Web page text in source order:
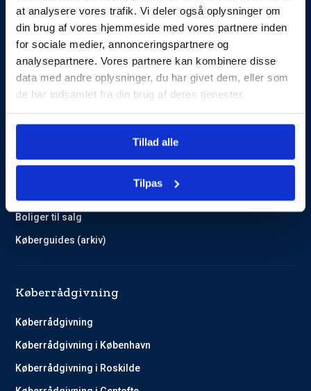
at analysere vores trafik. Vi deler også oplysninger om
din brug af vores hjemmeside med vores partnere inden
for sociale medier, annonceringspartnere og
analysepartnere. Vores partnere kan kombinere disse
data med andre oplysninger, du har givet dem, eller som
de har indsamlet fra din brug af deres tjenester.
Tillad alle
Tilpas
Kontakt
Karriere
Mød Rådgiverne
Boliger til salg
Køberguides (arkiv)
Køberrådgivning
Køberrådgivning
Køberrådgivning i København
Køberrådgivning i Roskilde